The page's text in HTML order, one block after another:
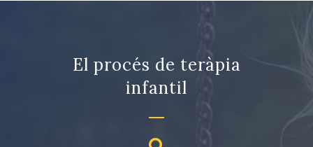
El procés de teràpia
infantil